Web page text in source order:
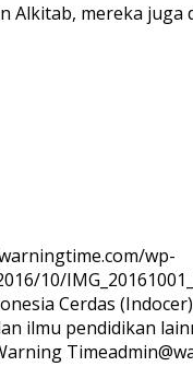
Alkitab, mereka
wp-
10/
Cerdas
ilmu pendidikan
Time